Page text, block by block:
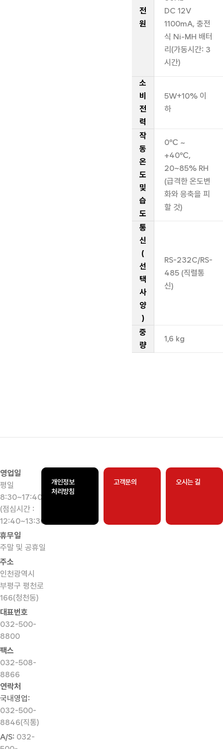
전
원
DC 12V
1100mA, 충전
식 Ni-MH 배터
리(가동시간: 3
시간)
소
비
전
력
5W+10% 이
하
작
동
온
도
및
습
도
0℃ ~
+40℃,
20~85% RH
(급격한 온도변
화와 응축을 피
할 것)
통
신
(
선
택
사
양
)
RS-232C/RS-
485 (직렬통
신)
중
량
1,6 kg
영업일
평일
8:30~17:40
(점심시간 :
12:40~13:30)
휴무일
주말 및 공휴일
주소
인천광역시
부평구 평천로
166(청천동)
대표번호
032-500-
8800
팩스
032-508-
8866
연락처
국내영업:
032-500-
8846(직통)
A/S: 032-
개인정보
처리방침
고객문의 오시는 길